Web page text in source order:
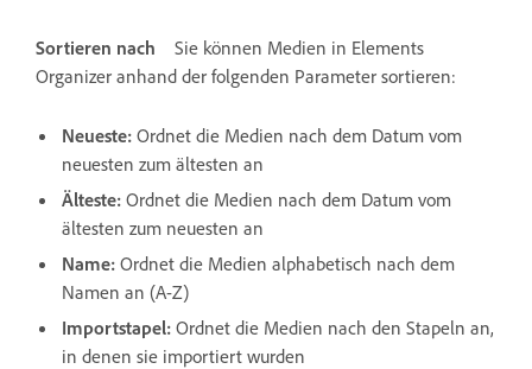
Sortieren nach
Sie können Medien in Elements
Organizer anhand der folgenden Parameter sortieren:
Neueste: Ordnet die Medien nach dem Datum vom
neuesten zum ältesten an
Älteste: Ordnet die Medien nach dem Datum vom
ältesten zum neuesten an
Name: Ordnet die Medien alphabetisch nach dem
Namen an (A-Z)
Importstapel: Ordnet die Medien nach den Stapeln an,
in denen sie importiert wurden